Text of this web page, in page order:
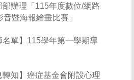
部辦理「115年度數位/網路
暨海報繪畫比賽」
名單】115學年第一學期導
轉知】癌症基金會附設心理